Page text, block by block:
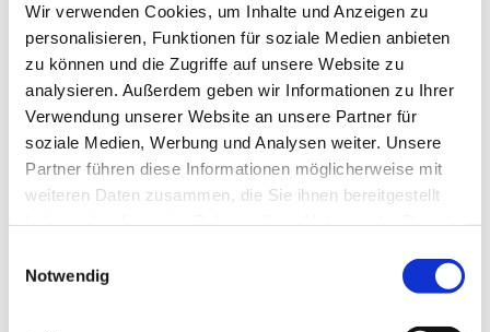
Wir verwenden Cookies, um Inhalte und Anzeigen zu
personalisieren, Funktionen für soziale Medien anbieten
zu können und die Zugriffe auf unsere Website zu
analysieren. Außerdem geben wir Informationen zu Ihrer
Verwendung unserer Website an unsere Partner für
soziale Medien, Werbung und Analysen weiter. Unsere
Partner führen diese Informationen möglicherweise mit
weiteren Daten zusammen, die Sie ihnen bereitgestellt
Notwendig
Sie sind von uns und unseren
Dienstleistungen begeistert? Dann zögern Sie
nicht, uns auf Google My Business zu
bewerten. Denn Ihr Lob ist unser größter
Ansporn.
Wie zufrieden sind Sie mit uns? Klicken Sie
auf den entsprechenden Button und